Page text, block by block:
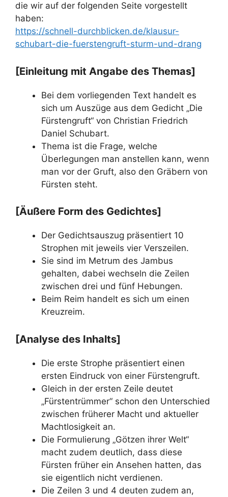
die wir auf der folgenden Seite vorgestellt
haben:
https://schnell-durchblicken.de/klausur-
schubart-die-fuerstengruft-sturm-und-drang
[Einleitung mit Angabe des Themas]
Bei dem vorliegenden Text handelt es
sich um Auszüge aus dem Gedicht „Die
Fürstengruft“ von Christian Friedrich
Daniel Schubart.
Thema ist die Frage, welche
Überlegungen man anstellen kann, wenn
man vor der Gruft, also den Gräbern von
Fürsten steht.
[Äußere Form des Gedichtes]
Der Gedichtsauszug präsentiert 10
Strophen mit jeweils vier Verszeilen.
Sie sind im Metrum des Jambus
gehalten, dabei wechseln die Zeilen
zwischen drei und fünf Hebungen.
Beim Reim handelt es sich um einen
Kreuzreim.
[Analyse des Inhalts]
Die erste Strophe präsentiert einen
ersten Eindruck von einer Fürstengruft.
Gleich in der ersten Zeile deutet
„Fürstentrümmer“ schon den Unterschied
zwischen früherer Macht und aktueller
Machtlosigkeit an.
Die Formulierung „Götzen ihrer Welt“
macht zudem deutlich, dass diese
Fürsten früher ein Ansehen hatten, das
sie eigentlich nicht verdienen.
Die Zeilen 3 und 4 deuten zudem an,